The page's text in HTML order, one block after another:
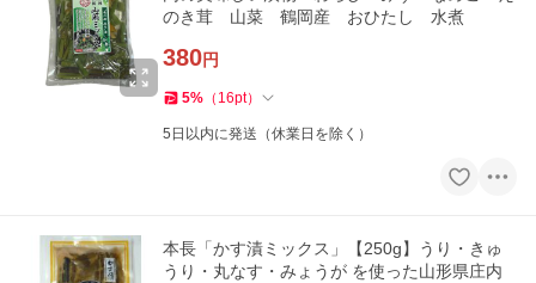
のき茸 山菜 鶴岡産 おひたし 水煮
380円
5% （ 16pt）
5日以内に発送（休業日を除く）
本長「かす漬ミックス」【250g】うり・きゅ
うり・丸なす・みょうが を使った山形県庄内